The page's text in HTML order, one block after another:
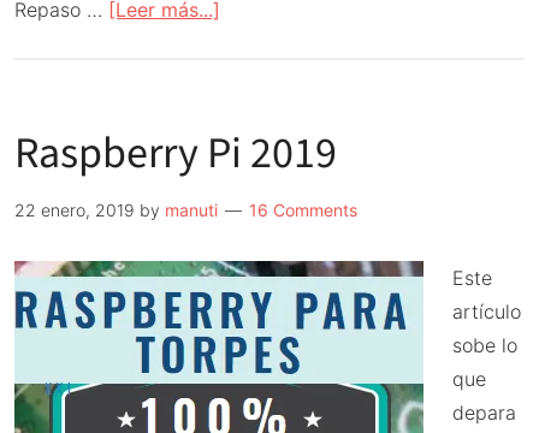
Repaso … [Leer más...]
2020
Raspberry Pi 2019
22 enero, 2019 by manuti 16 Comments
Este
artículo
sobe lo
que
depara